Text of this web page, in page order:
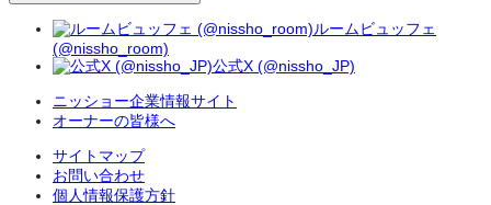
ルームビュッフェ
(@nissho_room)
公式X (@nissho_JP)
ニッショー企業情報サイト
オーナーの皆様へ
サイトマップ
お問い合わせ
個人情報保護方針